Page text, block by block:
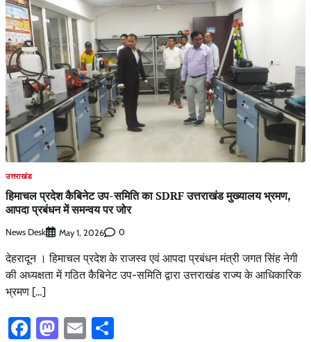
उत्तराखंड
हिमाचल प्रदेश कैबिनेट उप-समिति का SDRF उत्तराखंड मुख्यालय भ्रमण,
आपदा प्रबंधन में समन्वय पर जोर
News Desk May 1, 2026 0
देहरादून । हिमाचल प्रदेश के राजस्व एवं आपदा प्रबंधन मंत्री जगत सिंह नेगी
की अध्यक्षता में गठित कैबिनेट उप-समिति द्वारा उत्तराखंड राज्य के आधिकारिक
भ्रमण […]
Facebook
Mastodon
Email